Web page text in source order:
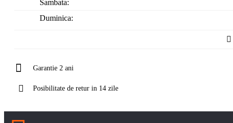
Sambata:
Duminica:
Garantie 2 ani
Posibilitate de retur in 14 zile